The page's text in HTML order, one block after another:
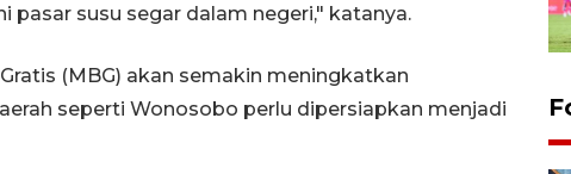
susu segar dalam negeri," katanya.
(MBG) akan semakin meningkatkan
seperti Wonosobo perlu dipersiapkan menjadi